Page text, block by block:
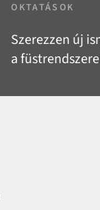
OKTATÁSOK
Szerezzen új
a